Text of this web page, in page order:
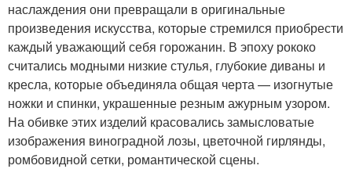
наслаждения они превращали в оригинальные
произведения искусства, которые стремился приобрести
каждый уважающий себя горожанин. В эпоху рококо
считались модными низкие стулья, глубокие диваны и
кресла, которые объединяла общая черта — изогнутые
ножки и спинки, украшенные резным ажурным узором.
На обивке этих изделий красовались замысловатые
изображения виноградной лозы, цветочной гирлянды,
ромбовидной сетки, романтической сцены.